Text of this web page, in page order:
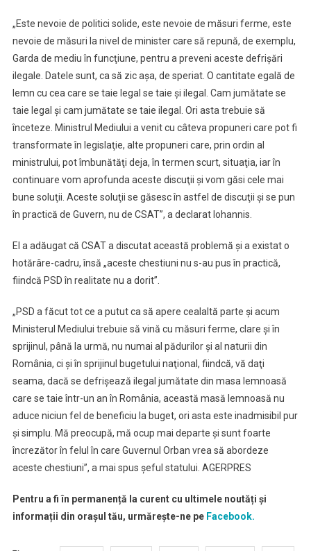
„Este nevoie de politici solide, este nevoie de măsuri ferme, este
nevoie de măsuri la nivel de minister care să repună, de exemplu,
Garda de mediu în funcţiune, pentru a preveni aceste defrişări
ilegale. Datele sunt, ca să zic aşa, de speriat. O cantitate egală de
lemn cu cea care se taie legal se taie şi ilegal. Cam jumătate se
taie legal şi cam jumătate se taie ilegal. Ori asta trebuie să
înceteze. Ministrul Mediului a venit cu câteva propuneri care pot fi
transformate în legislaţie, alte propuneri care, prin ordin al
ministrului, pot îmbunătăţi deja, în termen scurt, situaţia, iar în
continuare vom aprofunda aceste discuţii şi vom găsi cele mai
bune soluţii. Aceste soluţii se găsesc în astfel de discuţii şi se pun
în practică de Guvern, nu de CSAT”, a declarat Iohannis.
El a adăugat că CSAT a discutat această problemă şi a existat o
hotărâre-cadru, însă „aceste chestiuni nu s-au pus în practică,
fiindcă PSD în realitate nu a dorit”.
„PSD a făcut tot ce a putut ca să apere cealaltă parte şi acum
Ministerul Mediului trebuie să vină cu măsuri ferme, clare şi în
sprijinul, până la urmă, nu numai al pădurilor şi al naturii din
România, ci şi în sprijinul bugetului naţional, fiindcă, vă daţi
seama, dacă se defrişează ilegal jumătate din masa lemnoasă
care se taie într-un an în România, această masă lemnoasă nu
aduce niciun fel de beneficiu la buget, ori asta este inadmisibil pur
şi simplu. Mă preocupă, mă ocup mai departe şi sunt foarte
încrezător în felul în care Guvernul Orban vrea să abordeze
aceste chestiuni”, a mai spus şeful statului. AGERPRES
Pentru a fi în permanență la curent cu ultimele noutăți și
informații din orașul tău, urmărește-ne peFacebook.